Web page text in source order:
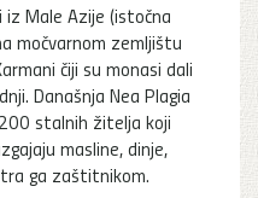
iz Male Azije (istočna
močvarnom zemljištu
čiji su monasi dali
Današnja Nea Plagia
stalnih žitelja koji
masline, dinje,
ga zaštitnikom.